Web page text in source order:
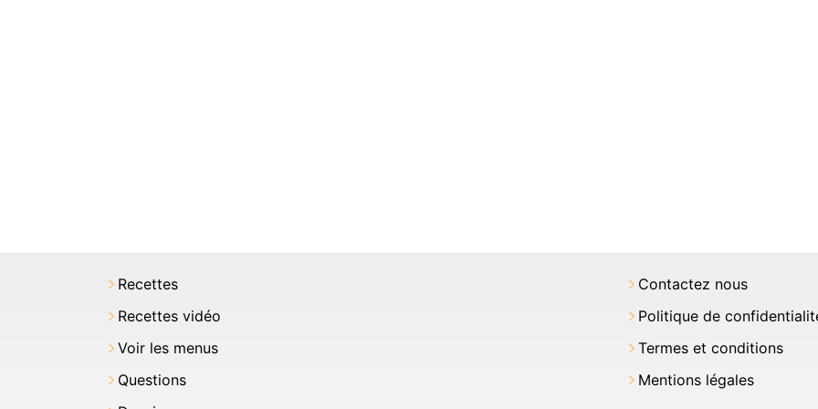
Recettes
Recettes vidéo
Voir les menus
Questions
Contactez nous
Politique de
Termes et conditions
Mentions légales